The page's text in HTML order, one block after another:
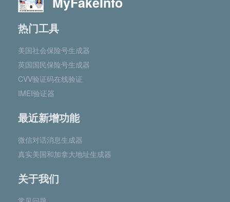
热门工具
美国社会保险号生成器
英国国民保险号生成器
CVV验证码在线验证
IMEI验证器
最近新增功能
微信对话消息生成器
真实美国和加拿大地址生成器
关于我们